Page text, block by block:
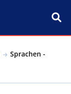
Sprachen -